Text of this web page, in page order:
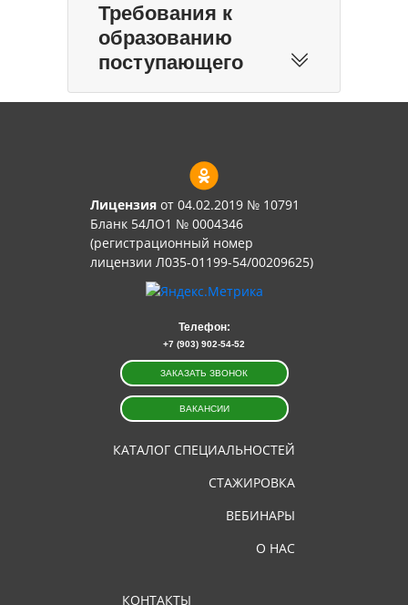
Требования к
образованию
поступающего
Лицензия от 04.02.2019 № 10791
Бланк 54ЛО1 № 0004346
(регистрационный номер
лицензии Л035-01199-54/00209625)
КАТАЛОГ СПЕЦИАЛЬНОСТЕЙ
СТАЖИРОВКА
ВЕБИНАРЫ
О НАС
КОНТАКТЫ
Телефон:
+7 (903) 902-54-52
ЗАКАЗАТЬ ЗВОНОК
ВАКАНСИИ